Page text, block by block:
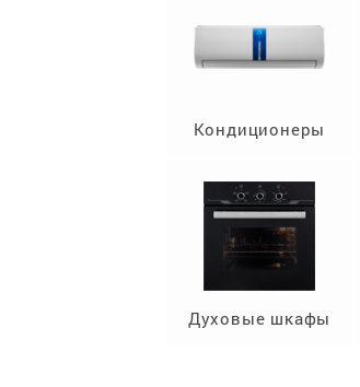
Кондиционеры
Духовые шкафы